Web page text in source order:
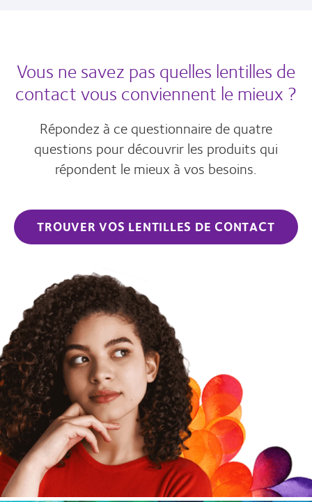
Vous ne savez pas quelles lentilles de
contact vous conviennent le mieux ?
Répondez à ce questionnaire de quatre
questions pour découvrir les produits qui
répondent le mieux à vos besoins.
TROUVER VOS LENTILLES DE CONTACT